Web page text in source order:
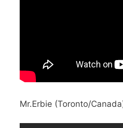
Mr.Erbie (Toronto/